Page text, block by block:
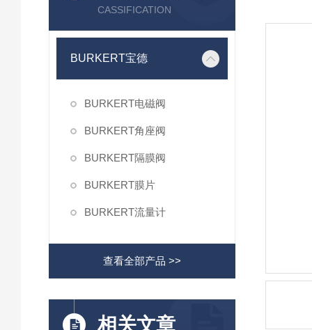
CASSIFICATION
BURKERT宝德
BURKERT电磁阀
BURKERT角座阀
BURKERT隔膜阀
BURKERT膜片
BURKERT流量计
查看全部产品 >>
相关文章